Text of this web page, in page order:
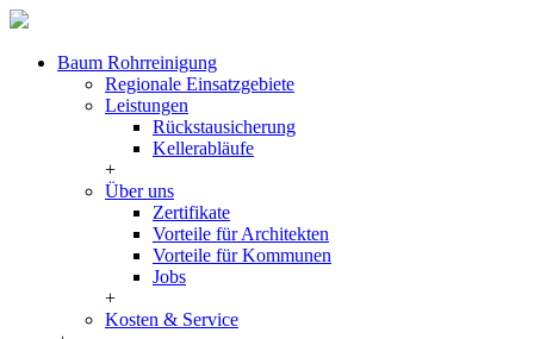
Baum Rohrreinigung
Regionale Einsatzgebiete
Leistungen
Rückstausicherung
Kellerabläufe
+
Über uns
Zertifikate
Vorteile für Architekten
Vorteile für Kommunen
Jobs
+
Kosten & Service